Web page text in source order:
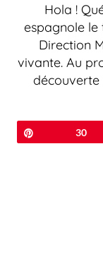
Hola !
espagnole le
Direction
vivante. Au
découverte
30